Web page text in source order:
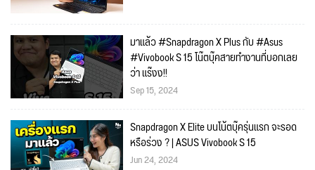
มาแล้ว #Snapdragon X Plus กับ #Asus
#Vivobook S 15 โน๊ตบุ๊คสายทำงานที่บอกเลย
ว่า แร๊งง!!
Sep 15, 2024
Snapdragon X Elite บนโน้ตบุ๊ครุ่นแรก จะรอด
หรือร่วง ? | ASUS Vivobook S 15
Jun 24, 2024